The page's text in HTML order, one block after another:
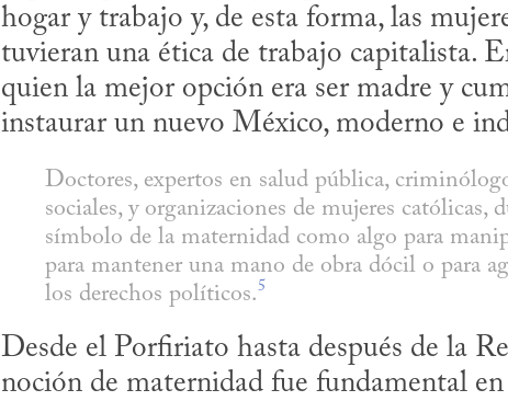
hogar y trabajo y, de esta forma, las
tuvieran una ética de trabajo capitalista.
quien la mejor opción era ser madre y
instaurar un nuevo México, moderno e
Doctores, expertos en salud pública,
sociales, y organizaciones de mujeres católicas,
símbolo de la maternidad como algo para
para mantener una mano de obra dócil o para
los derechos políticos.5
Desde el Porfiriato hasta después de la
noción de maternidad fue fundamental